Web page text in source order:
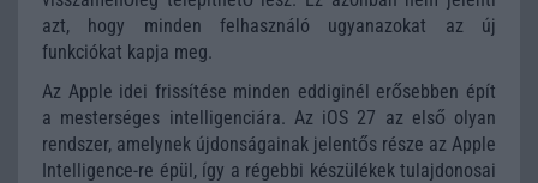
azt, hogy minden felhasználó ugyanazokat az új
funkciókat kapja meg.
Az Apple idei frissítése minden eddiginél erősebben épít
a mesterséges intelligenciára. Az iOS 27 az első olyan
rendszer, amelynek újdonságainak jelentős része az Apple
Intelligence-re épül, így a régebbi készülékek tulajdonosai